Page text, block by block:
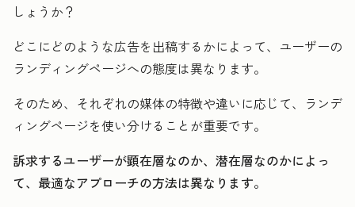
しょうか？
どこにどのような広告を出稿するかによって、ユーザーの
ランディングページへの態度は異なります。
そのため、それぞれの媒体の特徴や違いに応じて、ランデ
ィングページを使い分けることが重要です。
訴求するユーザーが顕在層なのか、潜在層なのかによっ
て、最適なアプローチの方法は異なります。